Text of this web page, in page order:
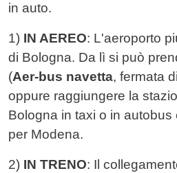
in auto.
1) IN AEREO: L'aeroporto
di Bologna. Da lì si può
(Aer-bus navetta, fermata
oppure raggiungere la
Bologna in taxi o in
per Modena.
2) IN TRENO: Il